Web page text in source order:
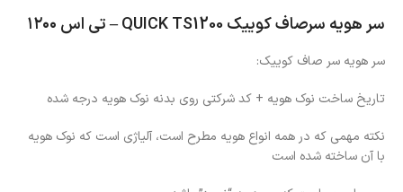
سر هویه سرصاف کوییک QUICK TS1200 – تی اس ۱۲۰۰
سر هویه سر صاف کوییک:
تاریخ ساخت نوک هویه + کد شرکتی روی بدنه نوک هویه درجه شده
نکته مهمی که در همه انواع هویه مطرح است، آلیاژی است که نوک هویه
با آن ساخته شده است